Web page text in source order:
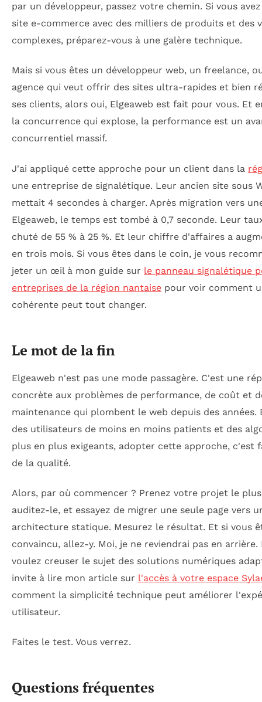
par un développeur, passez votre chemin. Si vous
site e-commerce avec des milliers de produits et des
complexes, préparez-vous à une galère technique.
Mais si vous êtes un développeur web, un freelance,
agence qui veut offrir des sites ultra-rapides et bien
ses clients, alors oui, Elgeaweb est fait pour vous. Et
la concurrence qui explose, la performance est un
concurrentiel massif.
J'ai appliqué cette approche pour un client dans la
une entreprise de signalétique. Leur ancien site sous
mettait 4 secondes à charger. Après migration vers
Elgeaweb, le temps est tombé à 0,7 seconde. Leur
chuté de 55 % à 25 %. Et leur chiffre d'affaires a
en trois mois. Si vous êtes dans le coin, je vous
jeter un œil à mon guide sur le panneau signalétique
entreprises de la région nantaise pour voir comment
cohérente peut tout changer.
Le mot de la fin
Elgeaweb n'est pas une mode passagère. C'est une
concrète aux problèmes de performance, de coût et
maintenance qui plombent le web depuis des années.
des utilisateurs de moins en moins patients et des
plus en plus exigeants, adopter cette approche, c'est
de la qualité.
Alors, par où commencer ? Prenez votre projet le
auditez-le, et essayez de migrer une seule page vers
architecture statique. Mesurez le résultat. Et si vous
convaincu, allez-y. Moi, je ne reviendrai pas en arrière.
voulez creuser le sujet des solutions numériques
invite à lire mon article sur l'accès à votre espace
comment la simplicité technique peut améliorer
utilisateur.
Faites le test. Vous verrez.
Questions fréquentes